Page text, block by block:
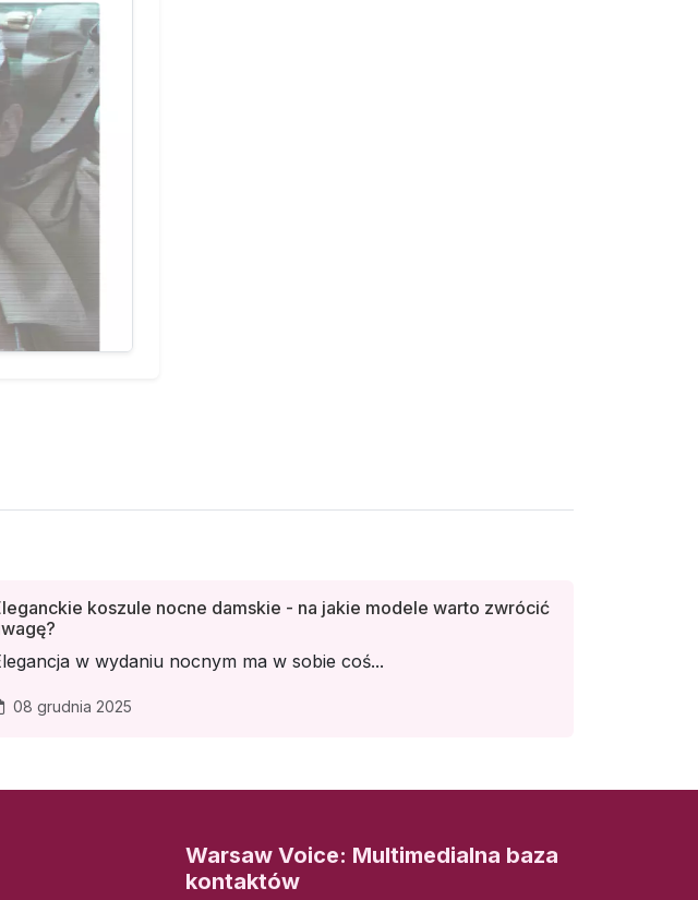
koszule nocne damskie - na jakie modele warto zwrócić
w wydaniu nocnym ma w sobie coś...
08 grudnia 2025
Warsaw Voice: Multimedialna baza
kontaktów